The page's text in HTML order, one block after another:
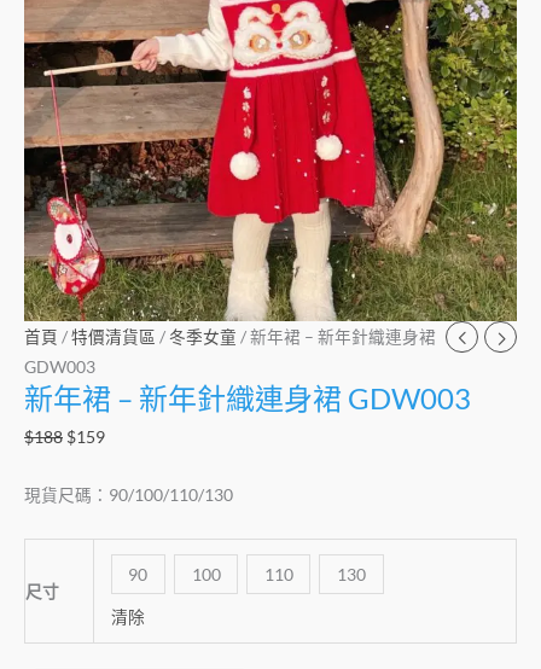
首頁 /特價清貨區 /冬季女童 / 新年裙 – 新年針織連身裙
GDW003
新年裙 – 新年針織連身裙 GDW003
$188 $159
現貨尺碼：90/100/110/130
尺寸
90 100 110 130
清除
連
身
裙
GDW003
量